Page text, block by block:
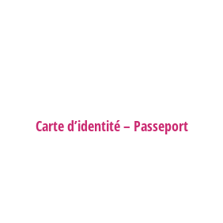
Carte d’identité – Passeport